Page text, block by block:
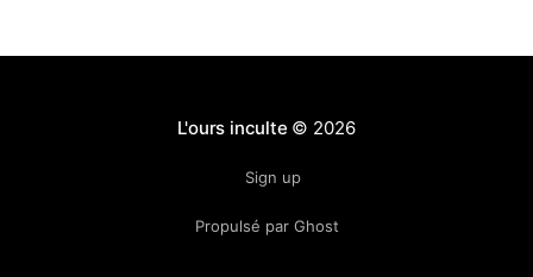
L'ours inculte © 2026
Sign up
Propulsé par Ghost